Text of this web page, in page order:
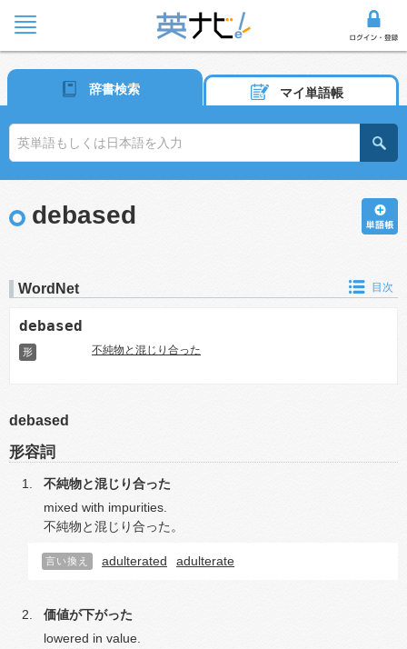
辞書検索 マイ単語帳
debased
WordNet 目次
debased
形 不純物と混じり合った
debased
形容詞
不純物と混じり合った
mixed with impurities.
不純物と混じり合った。
言い換え adulterated adulterate
価値が下がった
lowered in value.